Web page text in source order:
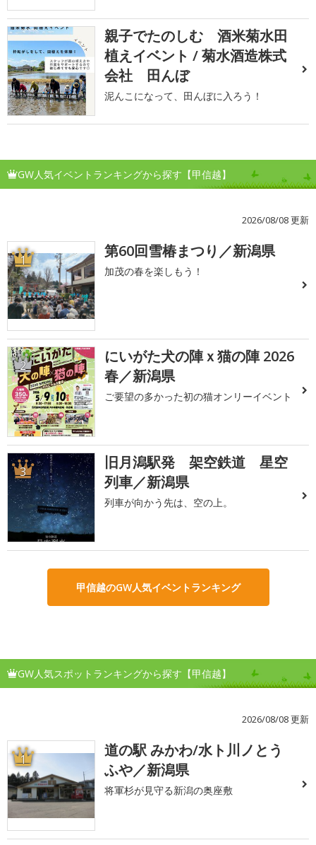
親子でたのしむ 酒米菊水田
植えイベント / 菊水酒造株式
会社 田んぼ
泥んこになって、田んぼに入ろう！
GW人気イベントランキングから探す【甲信越】
2026/08/08 更新
1 第60回雪椿まつり／新潟県
加茂の春を楽しもう！
2
にいがた犬の陣ｘ猫の陣 2026
春／新潟県
ご要望の多かった初の猫オンリーイベント
3
旧月潟駅発 架空鉄道 星空
列車／新潟県
列車が向かう先は、空の上。
甲信越のGW人気イベントランキング
GW人気スポットランキングから探す【甲信越】
2026/08/08 更新
1
道の駅 みかわ/水ト川ノとう
ふや／新潟県
将軍杉が見守る新潟の奥座敷